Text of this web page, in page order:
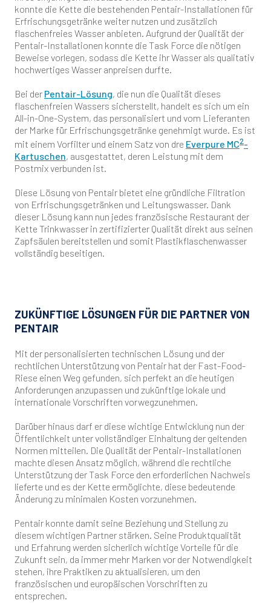
konnte die Kette die bestehenden Pentair-Installationen für
Erfrischungsgetränke weiter nutzen und zusätzlich
flaschenfreies Wasser anbieten. Aufgrund der Qualität der
Pentair-Installationen konnte die Task Force die nötigen
Beweise vorlegen, sodass die Kette ihr Wasser als qualitativ
hochwertiges Wasser anpreisen durfte.
Bei der Pentair-Lösung, die nun die Qualität dieses
flaschenfreien Wassers sicherstellt, handelt es sich um ein
All-in-One-System, das personalisiert und vom Lieferanten
der Marke für Erfrischungsgetränke genehmigt wurde. Es ist
mit einem Vorfilter und einem Satz von dre Everpure MC2-
Kartuschen, ausgestattet, deren Leistung mit dem
Postmix verbunden ist.
Diese Lösung von Pentair bietet eine gründliche Filtration
von Erfrischungsgetränken und Leitungswasser. Dank
dieser Lösung kann nun jedes französische Restaurant der
Kette Trinkwasser in zertifizierter Qualität direkt aus seinen
Zapfsäulen bereitstellen und somit Plastikflaschenwasser
vollständig beseitigen.
ZUKÜNFTIGE LÖSUNGEN FÜR DIE PARTNER VON
PENTAIR
Mit der personalisierten technischen Lösung und der
rechtlichen Unterstützung von Pentair hat der Fast-Food-
Riese einen Weg gefunden, sich perfekt an die heutigen
Anforderungen anzupassen und zukünftige lokale und
internationale Vorschriften vorwegzunehmen.
Darüber hinaus darf er diese wichtige Entwicklung nun der
Öffentlichkeit unter vollständiger Einhaltung der geltenden
Normen mitteilen. Die Qualität der Pentair-Installationen
machte diesen Ansatz möglich, während die rechtliche
Unterstützung der Task Force den erforderlichen Nachweis
lieferte und es der Kette ermöglichte, diese bedeutende
Änderung zu minimalen Kosten vorzunehmen.
Pentair konnte damit seine Beziehung und Stellung zu
diesem wichtigen Partner stärken. Seine Produktqualität
und Erfahrung werden sicherlich wichtige Vorteile für die
Zukunft sein, da immer mehr Marken vor der Notwendigkeit
stehen, ihre Praktiken zu aktualisieren, um den
französischen und europäischen Vorschriften zu
entsprechen.